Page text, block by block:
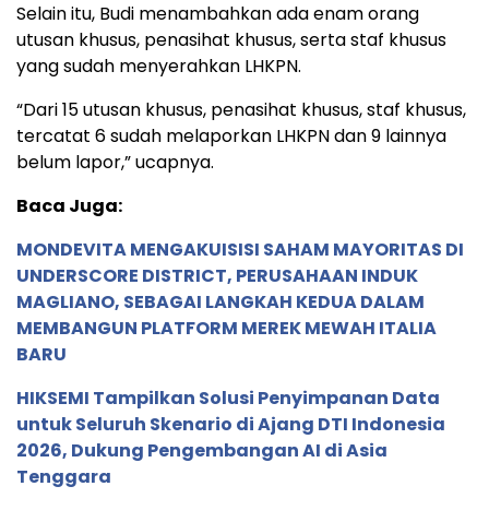
Selain itu, Budi menambahkan ada enam orang
utusan khusus, penasihat khusus, serta staf khusus
yang sudah menyerahkan LHKPN.
“Dari 15 utusan khusus, penasihat khusus, staf khusus,
tercatat 6 sudah melaporkan LHKPN dan 9 lainnya
belum lapor,” ucapnya.
Baca Juga:
MONDEVITA MENGAKUISISI SAHAM MAYORITAS DI
UNDERSCORE DISTRICT, PERUSAHAAN INDUK
MAGLIANO, SEBAGAI LANGKAH KEDUA DALAM
MEMBANGUN PLATFORM MEREK MEWAH ITALIA
BARU
HIKSEMI Tampilkan Solusi Penyimpanan Data
untuk Seluruh Skenario di Ajang DTI Indonesia
2026, Dukung Pengembangan AI di Asia
Tenggara